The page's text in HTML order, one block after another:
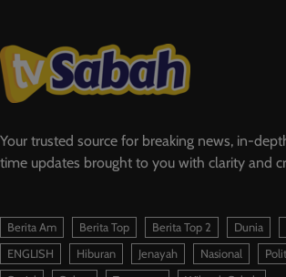
Your trusted source for breaking news, in-
time updates brought to you with clarity and
Berita Am Berita Top Berita Top 2 Dunia
ENGLISH
Hiburan Jenayah Nasional